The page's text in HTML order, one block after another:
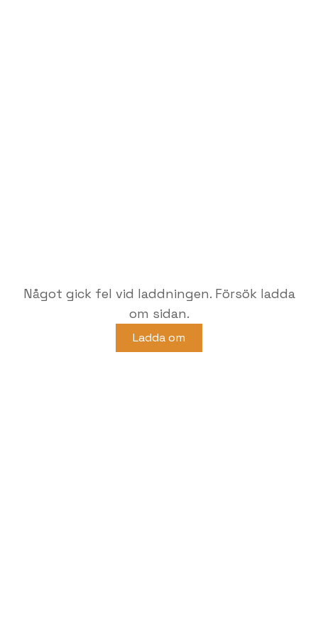
Något gick fel vid laddningen. Försök ladda
om sidan.
Ladda om